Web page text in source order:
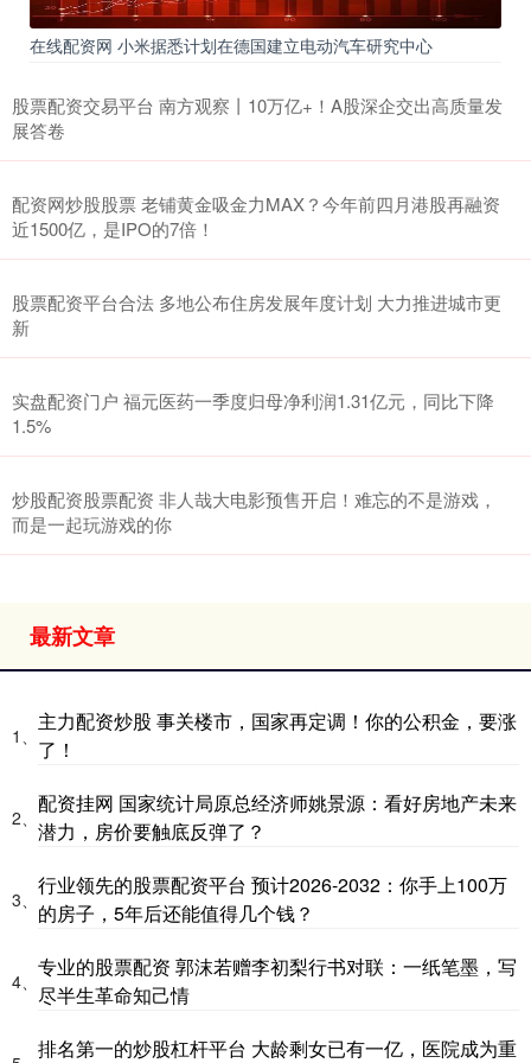
在线配资网 小米据悉计划在德国建立电动汽车研究中心
股票配资交易平台 南方观察丨10万亿+！A股深企交出高质量发
展答卷
配资网炒股股票 老铺黄金吸金力MAX？今年前四月港股再融资
近1500亿，是IPO的7倍！
股票配资平台合法 多地公布住房发展年度计划 大力推进城市更
新
实盘配资门户 福元医药一季度归母净利润1.31亿元，同比下降
1.5%
炒股配资股票配资 非人哉大电影预售开启！难忘的不是游戏，
而是一起玩游戏的你
最新文章
1、
主力配资炒股 事关楼市，国家再定调！你的公积金，要涨
了！
2、
配资挂网 国家统计局原总经济师姚景源：看好房地产未来
潜力，房价要触底反弹了？
3、
行业领先的股票配资平台 预计2026-2032：你手上100万
的房子，5年后还能值得几个钱？
4、
专业的股票配资 郭沫若赠李初梨行书对联：一纸笔墨，写
尽半生革命知己情
排名第一的炒股杠杆平台 大龄剩女已有一亿，医院成为重